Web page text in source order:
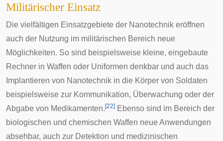
Militärischer Einsatz
Die vielfältigen Einsatzgebiete der Nanotechnik eröffnen
auch der Nutzung im militärischen Bereich neue
Möglichkeiten. So sind beispielsweise kleine, eingebaute
Rechner in Waffen oder Uniformen denkbar und auch das
Implantieren von Nanotechnik in die Körper von Soldaten
beispielsweise zur Kommunikation, Überwachung oder der
Abgabe von Medikamenten. [22] Ebenso sind im Bereich der
biologischen und chemischen Waffen neue Anwendungen
absehbar, auch zur Detektion und medizinischen